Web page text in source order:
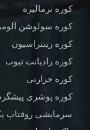
کوره نرمالیزه
کوره سولوشن
کوره زینتراسیون
کوره رادیانت تیوب
کوره حرارتی
کوره پوشری
سرمایشی روفتاپ